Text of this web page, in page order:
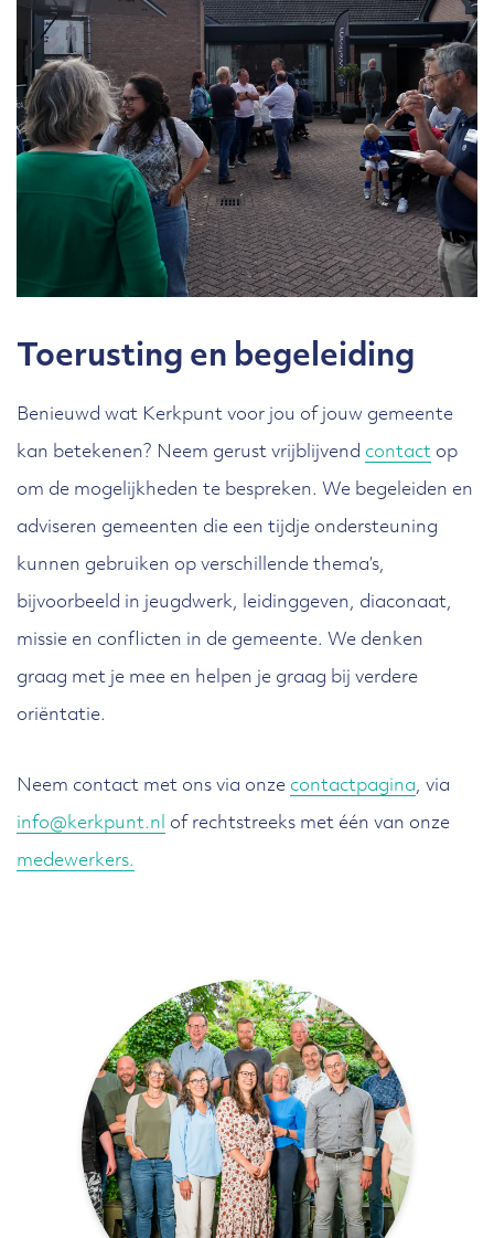
Toerusting en begeleiding
Benieuwd wat Kerkpunt voor jou of jouw gemeente
kan betekenen? Neem gerust vrijblijvend contact op
om de mogelijkheden te bespreken. We begeleiden en
adviseren gemeenten die een tijdje ondersteuning
kunnen gebruiken op verschillende thema’s,
bijvoorbeeld in jeugdwerk, leidinggeven, diaconaat,
missie en conflicten in de gemeente. We denken
graag met je mee en helpen je graag bij verdere
oriëntatie.
Neem contact met ons via onze contactpagina, via
info@kerkpunt.nl of rechtstreeks met één van onze
medewerkers.